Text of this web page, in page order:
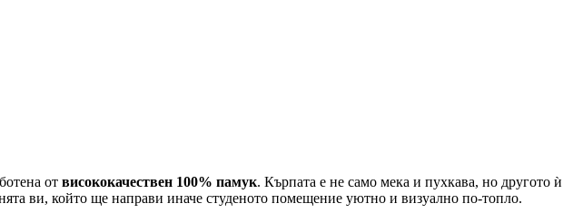
от висококачествен 100% памук. Кърпата е не само мека и пухкава, но другото ѝ
ви, който ще направи иначе студеното помещение уютно и визуално по-топло.